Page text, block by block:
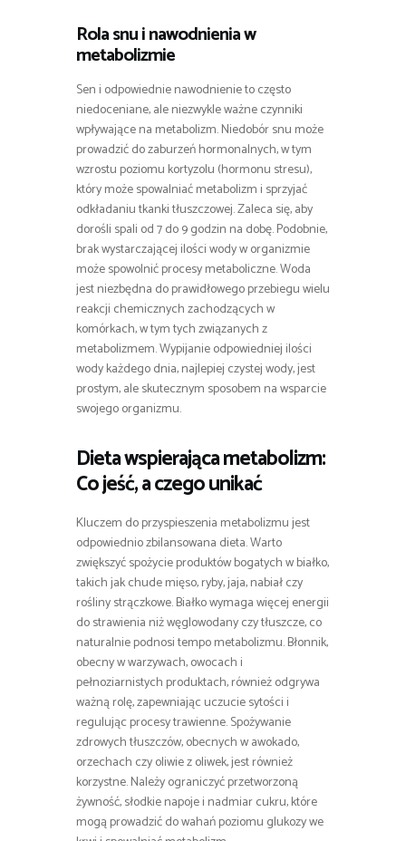
Rola snu i nawodnienia w
metabolizmie
Sen i odpowiednie nawodnienie to często
niedoceniane, ale niezwykle ważne czynniki
wpływające na metabolizm. Niedobór snu może
prowadzić do zaburzeń hormonalnych, w tym
wzrostu poziomu kortyzolu (hormonu stresu),
który może spowalniać metabolizm i sprzyjać
odkładaniu tkanki tłuszczowej. Zaleca się, aby
dorośli spali od 7 do 9 godzin na dobę. Podobnie,
brak wystarczającej ilości wody w organizmie
może spowolnić procesy metaboliczne. Woda
jest niezbędna do prawidłowego przebiegu wielu
reakcji chemicznych zachodzących w
komórkach, w tym tych związanych z
metabolizmem. Wypijanie odpowiedniej ilości
wody każdego dnia, najlepiej czystej wody, jest
prostym, ale skutecznym sposobem na wsparcie
swojego organizmu.
Dieta wspierająca metabolizm:
Co jeść, a czego unikać
Kluczem do przyspieszenia metabolizmu jest
odpowiednio zbilansowana dieta. Warto
zwiększyć spożycie produktów bogatych w białko,
takich jak chude mięso, ryby, jaja, nabiał czy
rośliny strączkowe. Białko wymaga więcej energii
do strawienia niż węglowodany czy tłuszcze, co
naturalnie podnosi tempo metabolizmu. Błonnik,
obecny w warzywach, owocach i
pełnoziarnistych produktach, również odgrywa
ważną rolę, zapewniając uczucie sytości i
regulując procesy trawienne. Spożywanie
zdrowych tłuszczów, obecnych w awokado,
orzechach czy oliwie z oliwek, jest również
korzystne. Należy ograniczyć przetworzoną
żywność, słodkie napoje i nadmiar cukru, które
mogą prowadzić do wahań poziomu glukozy we